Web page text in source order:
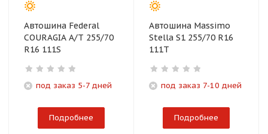
Автошина Federal
COURAGIA A/T 255/70
R16 111S
под заказ 5-7 дней
Подробнее
Автошина Massimo
Stella S1 255/70 R16
111T
под заказ 7-10 дней
Подробнее